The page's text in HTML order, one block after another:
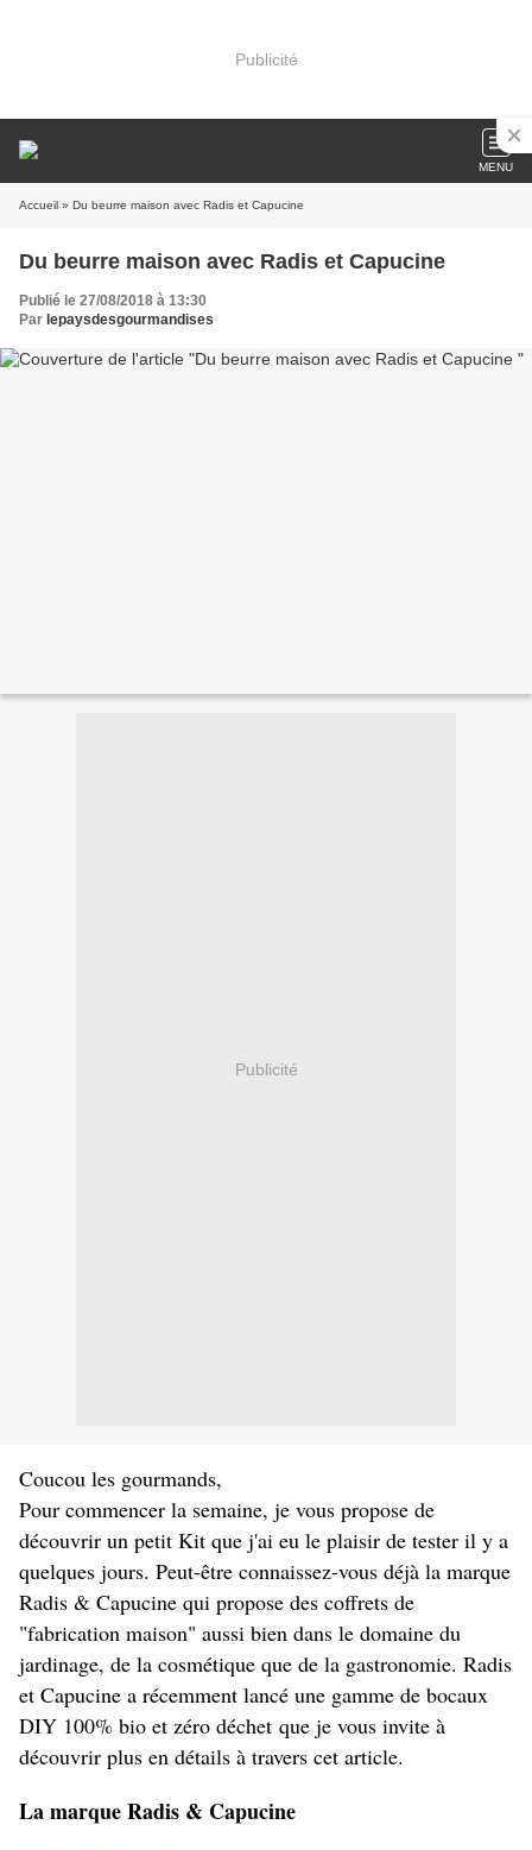
Publicité
MENU
Accueil » Du beurre maison avec Radis et Capucine
Du beurre maison avec Radis et Capucine
Publié le 27/08/2018 à 13:30
Par lepaysdesgourmandises
Publicité
Coucou les gourmands,
Pour commencer la semaine, je vous propose de
découvrir un petit Kit que j'ai eu le plaisir de tester il y a
quelques jours. Peut-être connaissez-vous déjà la marque
Radis & Capucine qui propose des coffrets de
"fabrication maison" aussi bien dans le domaine du
jardinage, de la cosmétique que de la gastronomie. Radis
et Capucine a récemment lancé une gamme de bocaux
DIY 100% bio et zéro déchet que je vous invite à
découvrir plus en détails à travers cet article.
La marque Radis & Capucine